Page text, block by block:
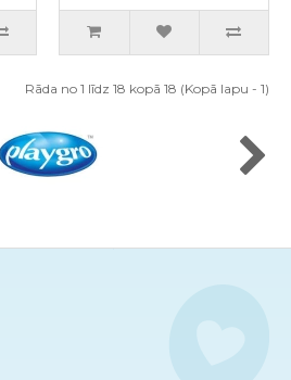
Rāda no 1 līdz 18 kopā 18 (Kopā lapu - 1)